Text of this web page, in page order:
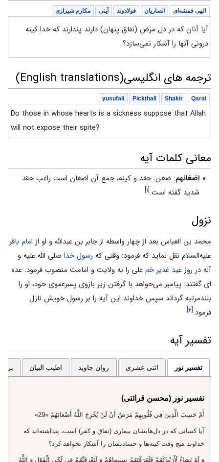
الهی قمشه‌ای انصاریان فولادوند آیتی مکارم شیرازی
آیا آنان که در دل مرض (نفاق پنهان) دارند پندارند که خدا کینه
درونی آنها را آشکار نمی‌سازد؟
ترجمه های انگلیسی(English translations)
Qarai
Shakir
Pickthall
yusufali
Do those in whose hearts is a sickness suppose that Allah
will not expose their spite?
معانی کلمات آیه
اضغانهم: ضغن: حقد و كينه، جمع آن اضغان است راغب حقد
شديد گفته است.[۱]
نزول
محمد بن العباس بعد از چهار واسطه از جابر بن عبدالله و او از امام باقر
علیه‌السلام نقل نماید که فرمود: وقتى که رسول خدا‌ صلی الله علیه و
آله در روز عید غدیر خم على را به ولایت و امامت منصوب فرمود. عده
اى گفتند: پیامبر می‌خواهد با گرفتن زیر بازوى پسرعموى خود، او را
بلندمرتبه گرداند سپس خداوند این آیه را بر رسول خویش نازل
فرمود.[۲]
تفسیر آیه
تفسیر نور اثنی عشری روان جاوید اطیب البیان
تفسیر نور (محسن قرائتی)
أَمْ حَسِبَ الَّذِينَ فِي قُلُوبِهِمْ مَرَضٌ أَنْ لَنْ يُخْرِجَ اللَّهُ أَضْغانَهُمْ «29»
آيا كسانى كه در دل‌هايشان بيمارى (نفاق و كفر) است، پنداشته‌اند كه
خداوند هيچ وقت كينه‌ها و حسادتشان را آشكار نخواهد كرد؟
وَ لَوْ نَشاءُ لَأَرَيْناكَهُمْ فَلَعَرَفْتَهُمْ بِسِيماهُمْ وَ لَتَعْرِفَنَّهُمْ فِي لَحْنِ الْقَوْلِ وَ اللَّهُ